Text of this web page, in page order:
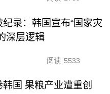
录：韩国宣布“国家灾
深层逻辑
阅读 5533
韩国 果粮产业遭重创